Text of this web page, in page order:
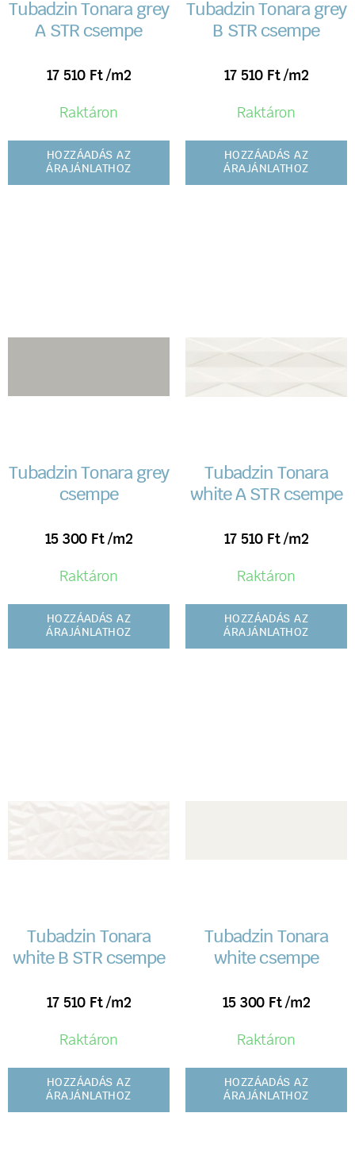
Tubadzin Tonara grey
A STR csempe
17 510 Ft /m2
Raktáron
HOZZÁADÁS AZ
ÁRAJÁNLATHOZ
Tubadzin Tonara grey
B STR csempe
17 510 Ft /m2
Raktáron
HOZZÁADÁS AZ
ÁRAJÁNLATHOZ
Tubadzin Tonara grey
csempe
15 300 Ft /m2
Raktáron
HOZZÁADÁS AZ
ÁRAJÁNLATHOZ
Tubadzin Tonara
white A STR csempe
17 510 Ft /m2
Raktáron
HOZZÁADÁS AZ
ÁRAJÁNLATHOZ
Tubadzin Tonara
white B STR csempe
17 510 Ft /m2
Raktáron
HOZZÁADÁS AZ
ÁRAJÁNLATHOZ
Tubadzin Tonara
white csempe
15 300 Ft /m2
Raktáron
HOZZÁADÁS AZ
ÁRAJÁNLATHOZ